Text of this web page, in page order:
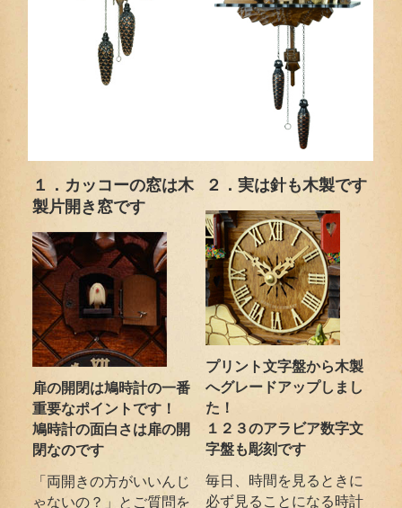
１．カッコーの窓は木
製片開き窓です
扉の開閉は鳩時計の一番
重要なポイントです！
鳩時計の面白さは扉の開
閉なのです
「両開きの方がいいんじ
ゃないの？」とご質問を
２．実は針も木製です
プリント文字盤から木製
へグレードアップしまし
た！
１２３のアラビア数字文
字盤も彫刻です
毎日、時間を見るときに
必ず見ることになる時計